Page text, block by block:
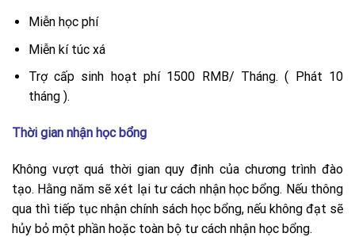
Miễn học phí
Miễn kí túc xá
Trợ cấp sinh hoạt phí 1500 RMB/ Tháng. ( Phát 10
tháng ).
Thời gian nhận học bổng
Không vượt quá thời gian quy định của chương trình đào
tạo. Hằng năm sẽ xét lại tư cách nhận học bổng. Nếu thông
qua thì tiếp tục nhận chính sách học bổng, nếu không đạt sẽ
hủy bỏ một phần hoặc toàn bộ tư cách nhận học bổng.